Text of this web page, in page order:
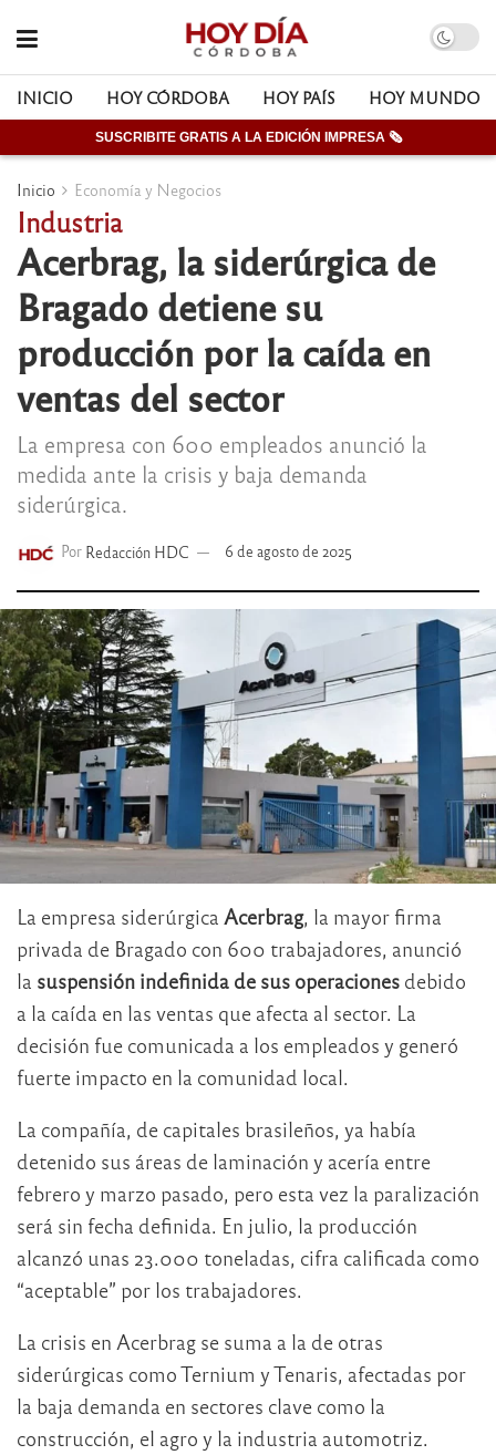
INICIO HOY CÓRDOBA HOY PAÍS HOY MUNDO
SUSCRIBITE GRATIS A LA EDICIÓN IMPRESA 🗞
Inicio Economía y Negocios
Industria
Acerbrag, la siderúrgica de
Bragado detiene su
producción por la caída en
ventas del sector
La empresa con 600 empleados anunció la
medida ante la crisis y baja demanda
siderúrgica.
Por Redacción HDC 6 de agosto de 2025
La empresa siderúrgica Acerbrag, la mayor firma
privada de Bragado con 600 trabajadores, anunció
la suspensión indefinida de sus operaciones debido
a la caída en las ventas que afecta al sector. La
decisión fue comunicada a los empleados y generó
fuerte impacto en la comunidad local.
La compañía, de capitales brasileños, ya había
detenido sus áreas de laminación y acería entre
febrero y marzo pasado, pero esta vez la paralización
será sin fecha definida. En julio, la producción
alcanzó unas 23.000 toneladas, cifra calificada como
“aceptable” por los trabajadores.
La crisis en Acerbrag se suma a la de otras
siderúrgicas como Ternium y Tenaris, afectadas por
la baja demanda en sectores clave como la
construcción, el agro y la industria automotriz.